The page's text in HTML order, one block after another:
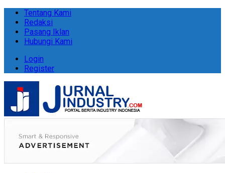
Tentang Kami
Redaksi
Pasang Iklan
Hubungi Kami
Login
Register